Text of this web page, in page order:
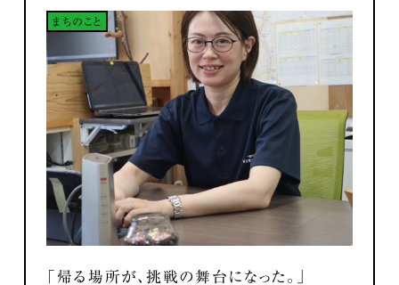
まちのこと
「帰る場所が、挑戦の舞台になった。」